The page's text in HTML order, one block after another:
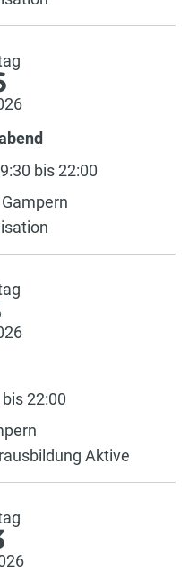
bis 22:00
Gampern
22:00
Aktive